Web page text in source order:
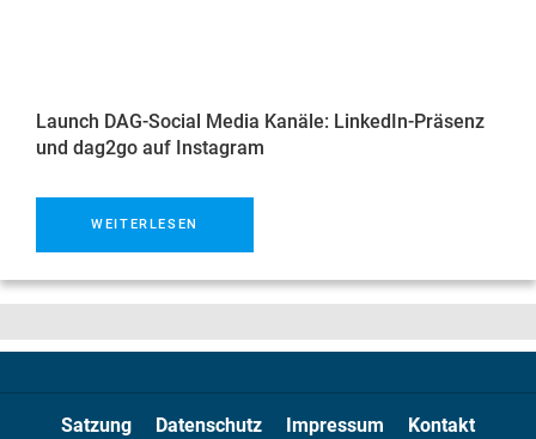
Launch DAG-Social Media Kanäle: LinkedIn-Präsenz
und dag2go auf Instagram
WEITERLESEN
Satzung Datenschutz Impressum Kontakt